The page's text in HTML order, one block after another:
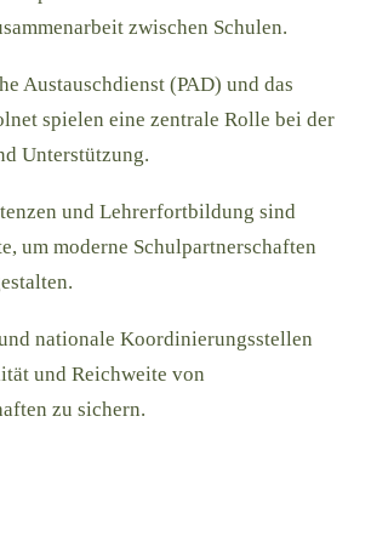
zwischen Schulen.
Austauschdienst (PAD) und das
spielen eine zentrale Rolle bei der
Unterstützung.
und Lehrerfortbildung sind
um moderne Schulpartnerschaften
nationale Koordinierungsstellen
und Reichweite von
zu sichern.